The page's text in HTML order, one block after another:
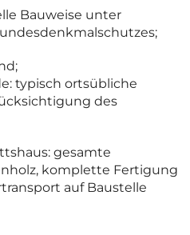
Bauweise unter
typisch ortsübliche
des
gesamte
komplette Fertigung
auf Baustelle